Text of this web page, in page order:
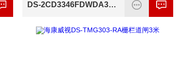
DS-2CD3346FDWDA3-I海康威视智能警戒400万海螺型网络摄像机